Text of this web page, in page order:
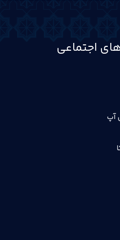
اجتماعی
آپ